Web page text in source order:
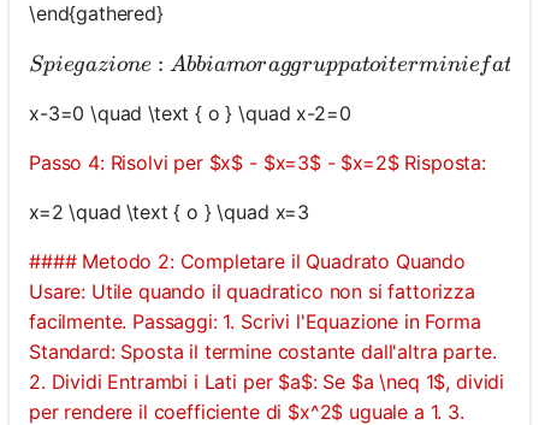
\end{gathered}
Spiegazione : Abbiamoraggruppatoiterminiefatt
x-3=0 \quad \text { o } \quad x-2=0
Passo 4: Risolvi per $x$ - $x=3$ - $x=2$ Risposta:
x=2 \quad \text { o } \quad x=3
#### Metodo 2: Completare il Quadrato Quando
Usare: Utile quando il quadratico non si fattorizza
facilmente. Passaggi: 1. Scrivi l'Equazione in Forma
Standard: Sposta il termine costante dall'altra parte.
2. Dividi Entrambi i Lati per $a$: Se $a \neq 1$, dividi
per rendere il coefficiente di $x^2$ uguale a 1. 3.